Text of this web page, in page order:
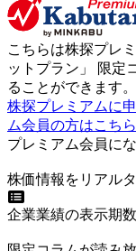
こちらは株探プレ
ットプラン 」 限定
ることができます。
株探プレミアムに
ム会員の方はこち
プレミアム会員に
株価情報をリアル
企業業績の表示期